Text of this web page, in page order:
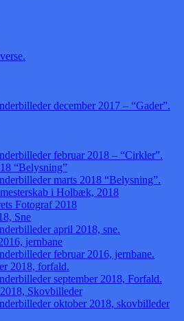
december 2017 – “Gader”.
februar 2018 – “Cirkler”.
“Belysning”
marts 2018 “Belysning”.
i Holbæk, 2018
Fotograf 2018
Sne
april 2018, sne.
jernbane
februar 2016, jernbane.
2018, forfald.
september 2018, Forfald.
Skovbilleder
oktober 2018, skovbilleder